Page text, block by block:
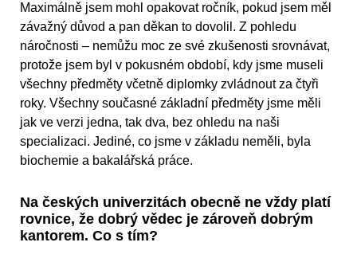
Maximálně jsem mohl opakovat ročník, pokud jsem měl
závažný důvod a pan děkan to dovolil. Z pohledu
náročnosti – nemůžu moc ze své zkušenosti srovnávat,
protože jsem byl v pokusném období, kdy jsme museli
všechny předměty včetně diplomky zvládnout za čtyři
roky. Všechny současné základní předměty jsme měli
jak ve verzi jedna, tak dva, bez ohledu na naši
specializaci. Jediné, co jsme v základu neměli, byla
biochemie a bakalářská práce.
Na českých univerzitách obecně ne vždy platí
rovnice, že dobrý vědec je zároveň dobrým
kantorem. Co s tím?